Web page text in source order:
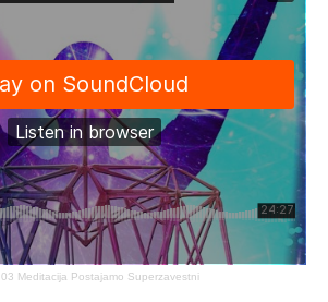
03 Meditacija Postajamo Superzavestni